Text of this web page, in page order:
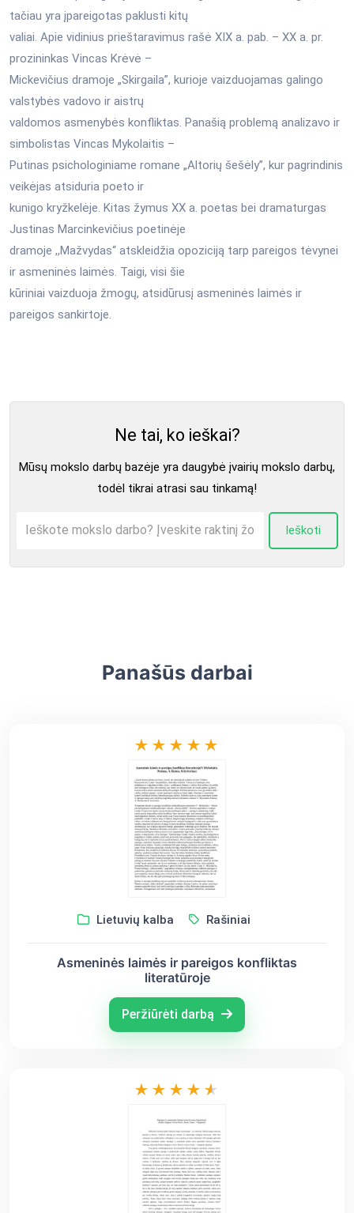
tačiau yra įpareigotas paklusti kitų
valiai. Apie vidinius prieštaravimus rašė XIX a. pab. – XX a. pr.
prozininkas Vincas Krėvė –
Mickevičius dramoje „Skirgaila”, kurioje vaizduojamas galingo
valstybės vadovo ir aistrų
valdomos asmenybės konfliktas. Panašią problemą analizavo ir
simbolistas Vincas Mykolaitis –
Putinas psichologiniame romane „Altorių šešėly”, kur pagrindinis
veikėjas atsiduria poeto ir
kunigo kryžkelėje. Kitas žymus XX a. poetas bei dramaturgas
Justinas Marcinkevičius poetinėje
dramoje ,,Mažvydas“ atskleidžia opoziciją tarp pareigos tėvynei
ir asmeninės laimės. Taigi, visi šie
kūriniai vaizduoja žmogų, atsidūrusį asmeninės laimės ir
pareigos sankirtoje.
Ne tai, ko ieškai?
Mūsų mokslo darbų bazėje yra daugybė įvairių mokslo darbų,
todėl tikrai atrasi sau tinkamą!
Ieškoti
Panašūs darbai
Lietuvių kalba Rašiniai
Asmeninės laimės ir pareigos konfliktas
literatūroje
Peržiūrėti darbą